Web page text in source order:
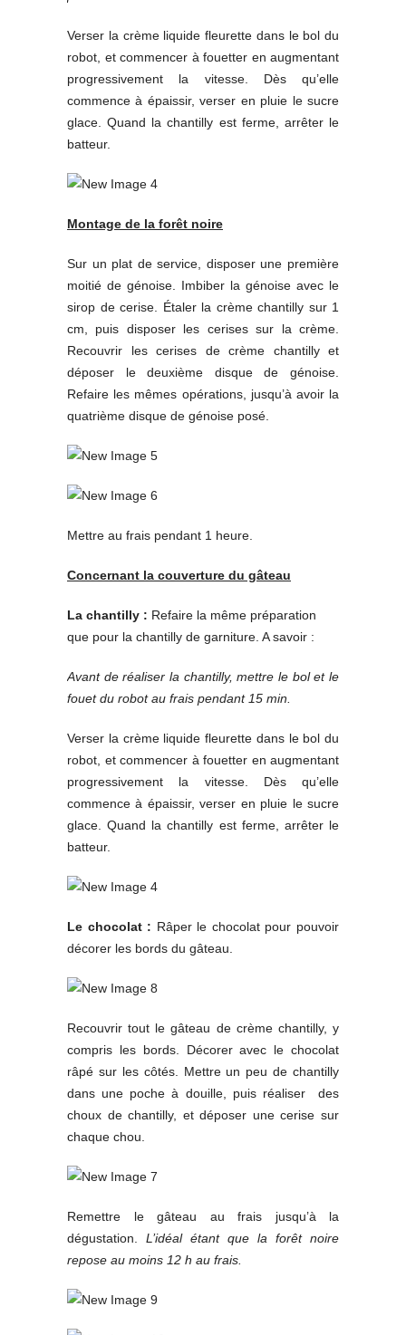
Verser la crème liquide fleurette dans le bol du
robot, et commencer à fouetter en augmentant
progressivement la vitesse. Dès qu’elle
commence à épaissir, verser en pluie le sucre
glace. Quand la chantilly est ferme, arrêter le
batteur.
Montage de la forêt noire
Sur un plat de service, disposer une première
moitié de génoise. Imbiber la génoise avec le
sirop de cerise. Étaler la crème chantilly sur 1
cm, puis disposer les cerises sur la crème.
Recouvrir les cerises de crème chantilly et
déposer le deuxième disque de génoise.
Refaire les mêmes opérations, jusqu’à avoir la
quatrième disque de génoise posé.
Mettre au frais pendant 1 heure.
Concernant la couverture du gâteau
La chantilly : Refaire la même préparation
que pour la chantilly de garniture. A savoir :
Avant de réaliser la chantilly, mettre le bol et le
fouet du robot au frais pendant 15 min.
Verser la crème liquide fleurette dans le bol du
robot, et commencer à fouetter en augmentant
progressivement la vitesse. Dès qu’elle
commence à épaissir, verser en pluie le sucre
glace. Quand la chantilly est ferme, arrêter le
batteur.
Le chocolat : Râper le chocolat pour pouvoir
décorer les bords du gâteau.
Recouvrir tout le gâteau de crème chantilly, y
compris les bords. Décorer avec le chocolat
râpé sur les côtés. Mettre un peu de chantilly
dans une poche à douille, puis réaliser des
choux de chantilly, et déposer une cerise sur
chaque chou.
Remettre le gâteau au frais jusqu’à la
dégustation. L’idéal étant que la forêt noire
repose au moins 12 h au frais.